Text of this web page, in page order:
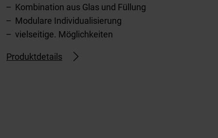
Kombination aus Glas und Füllung
Modulare Individualisierung
vielseitige. Möglichkeiten
Produktdetails